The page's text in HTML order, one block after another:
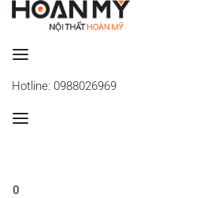
Hotline: 0988026969
0